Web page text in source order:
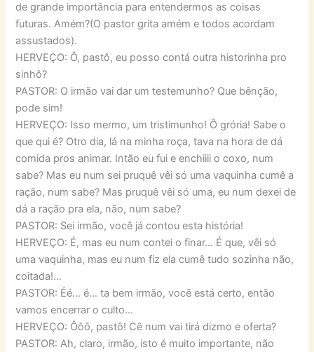
de grande importância para entendermos as coisas
futuras. Amém?(O pastor grita amém e todos acordam
assustados).
HERVEÇO: Ô, pastô, eu posso contá outra historinha pro
sinhô?
PASTOR: O irmão vai dar um testemunho? Que bênção,
pode sim!
HERVEÇO: Isso mermo, um tristimunho! Ô grória! Sabe o
que qui é? Otro dia, lá na minha roça, tava na hora de dá
comida pros animar. Intão eu fui e enchiiii o coxo, num
sabe? Mas eu num sei pruquê vêi só uma vaquinha cumê a
ração, num sabe? Mas pruquê vêi só uma, eu num dexei de
dá a ração pra ela, não, num sabe?
PASTOR: Sei irmão, você já contou esta história!
HERVEÇO: É, mas eu num contei o finar… É que, vêi só
uma vaquinha, mas eu num fiz ela cumê tudo sozinha não,
coitada!…
PASTOR: Éé… é… ta bem irmão, você está certo, então
vamos encerrar o culto…
HERVEÇO: Ôôô, pastô! Cê num vai tirá dizmo e oferta?
PASTOR: Ah, claro, irmão, isto é muito importante, não